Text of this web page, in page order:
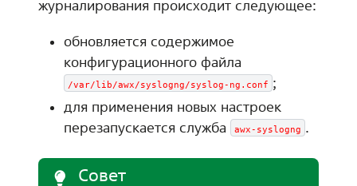
журналирования происходит следующее:
обновляется содержимое
конфигурационного файла
/var/lib/awx/syslogng/syslog-ng.conf ;
для применения новых настроек
перезапускается служба
awx-syslogng
Совет